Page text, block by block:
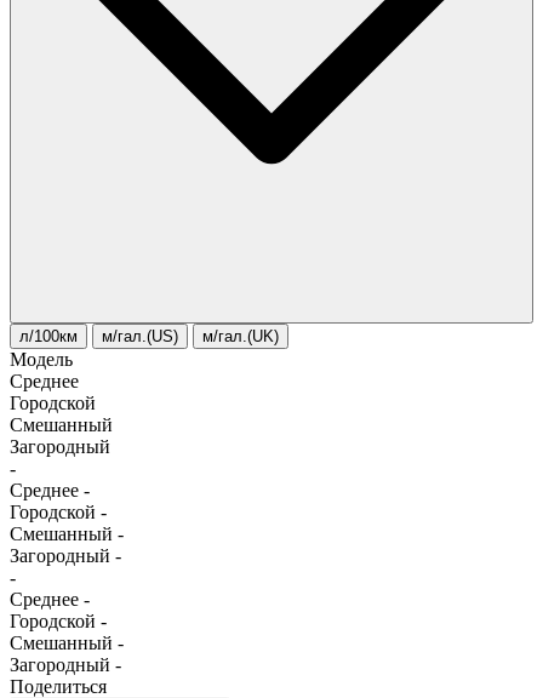
л/100км м/гал.(US) м/гал.(UK)
Модель
Среднее
Городской
Смешанный
Загородный
-
Среднее -
Городской -
Смешанный -
Загородный -
-
Среднее -
Городской -
Смешанный -
Загородный -
Поделиться